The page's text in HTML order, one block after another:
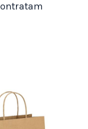
desejam.
uma ótima forma